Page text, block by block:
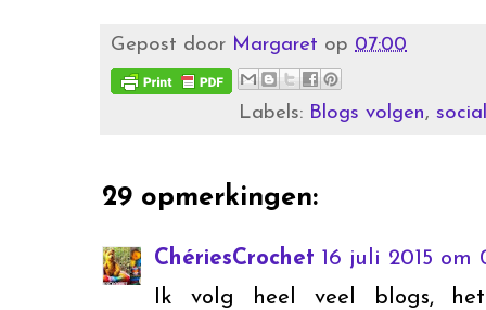
Gepost door Margaret op 07:00
Labels: Blogs volgen,
29 opmerkingen:
ChériesCrochet 16 juli 2015 om
Ik volg heel veel blogs,